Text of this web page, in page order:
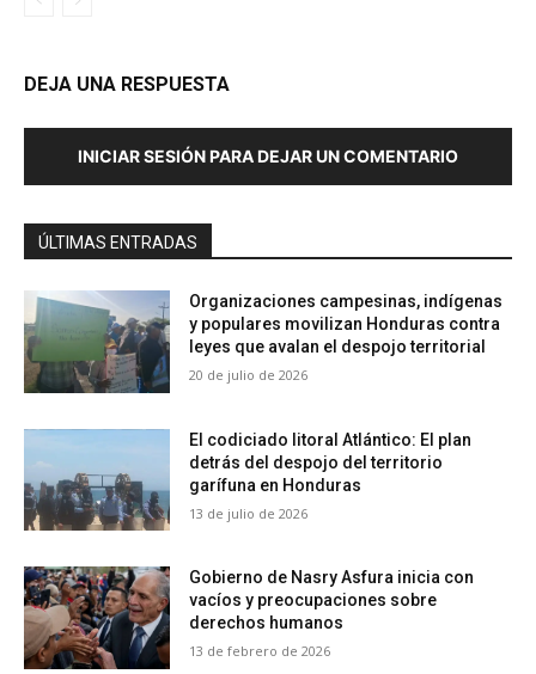
DEJA UNA RESPUESTA
INICIAR SESIÓN PARA DEJAR UN COMENTARIO
ÚLTIMAS ENTRADAS
Organizaciones campesinas, indígenas
y populares movilizan Honduras contra
leyes que avalan el despojo territorial
20 de julio de 2026
El codiciado litoral Atlántico: El plan
detrás del despojo del territorio
garífuna en Honduras
13 de julio de 2026
Gobierno de Nasry Asfura inicia con
vacíos y preocupaciones sobre
derechos humanos
13 de febrero de 2026